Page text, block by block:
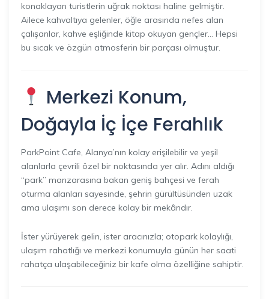
konaklayan turistlerin uğrak noktası haline gelmiştir.
Ailece kahvaltıya gelenler, öğle arasında nefes alan
çalışanlar, kahve eşliğinde kitap okuyan gençler… Hepsi
bu sıcak ve özgün atmosferin bir parçası olmuştur.
Merkezi Konum,
Doğayla İç İçe Ferahlık
ParkPoint Cafe, Alanya’nın kolay erişilebilir ve yeşil
alanlarla çevrili özel bir noktasında yer alır. Adını aldığı
“park” manzarasına bakan geniş bahçesi ve ferah
oturma alanları sayesinde, şehrin gürültüsünden uzak
ama ulaşımı son derece kolay bir mekândır.
İster yürüyerek gelin, ister aracınızla; otopark kolaylığı,
ulaşım rahatlığı ve merkezi konumuyla günün her saati
rahatça ulaşabileceğiniz bir kafe olma özelliğine sahiptir.